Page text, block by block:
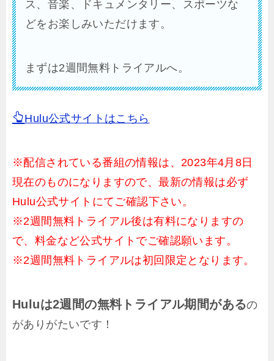
ス、音楽、ドキュメンタリー、スポーツな
どをお楽しみいただけます。
まずは2週間無料トライアルへ。
Hulu公式サイトはこちら
※配信されている番組の情報は、2023年4月8日
現在のものになりますので、最新の情報は必ず
Hulu公式サイトにてご確認下さい。
※2週間無料トライアル後は有料になりますの
で、料金など公式サイトでご確認願います。
※2週間無料トライアルは初回限定となります。
Huluは2週間の無料トライアル期間があるの
がありがたいです！